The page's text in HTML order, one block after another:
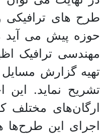
طرح های ترافیکی
حوزه پیش می آید
مهندسی ترافیک
تهیه گزارش
تشریح نماید. این
ارگان‌های
اجرای این طرح‌ها